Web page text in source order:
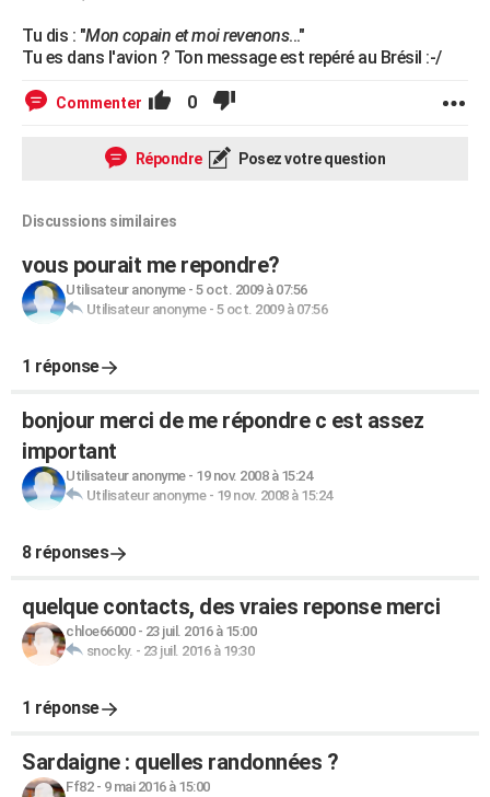
Tu dis : "Mon copain et moi revenons..."
Tu es dans l'avion ? Ton message est repéré au Brésil :-/
Commenter 0
Répondre Posez votre question
Discussions similaires
vous pourait me repondre?
Utilisateur anonyme- 5 oct. 2009 à 07:56
Utilisateur anonyme- 5 oct. 2009 à 07:56
1 réponse
bonjour merci de me répondre c est assez
important
Utilisateur anonyme- 19 nov. 2008 à 15:24
Utilisateur anonyme- 19 nov. 2008 à 15:24
8 réponses
quelque contacts, des vraies reponse merci
chloe66000- 23 juil. 2016 à 15:00
snocky. - 23 juil. 2016 à 19:30
1 réponse
Sardaigne : quelles randonnées ?
Ff82- 9 mai 2016 à 15:00